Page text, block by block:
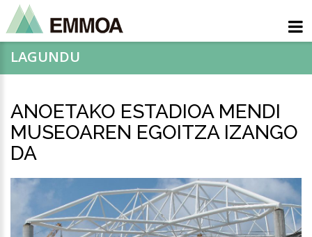
LAGUNDU
ANOETAKO ESTADIOA MENDI
MUSEOAREN EGOITZA IZANGO
DA